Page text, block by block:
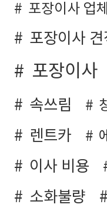
포장이사 업체
포장이사
포장이사
속쓰림
렌트카
이사 비용
소화불량